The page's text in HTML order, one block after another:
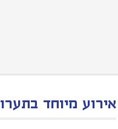
אירוע מיוחד